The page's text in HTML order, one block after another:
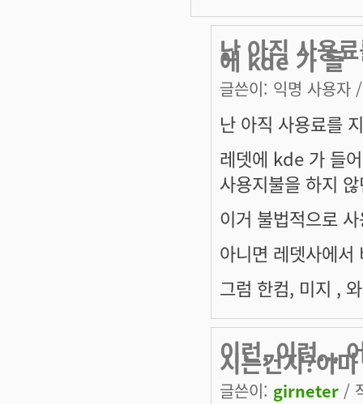
난 아직 사용
에 kde 가 들
글쓴이: 익명 사용자
난 아직 사용료를
레뎃에 kde 가 들
사용지불을 하지
이거 불법적으로
아니면 레뎃사에서
그럼 한컴, 미지 ,
이런, 이런...
시는건지?아마
글쓴이: girneter /